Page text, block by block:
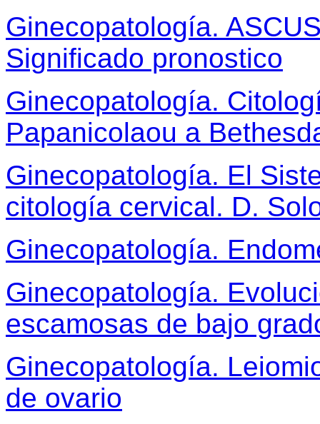
Ginecopatología.
Significado pronostico
Ginecopatología.
Papanicolaou a
Ginecopatología. El
citología cervical. D.
Ginecopatología.
Ginecopatología.
escamosas de bajo
Ginecopatología.
de ovario